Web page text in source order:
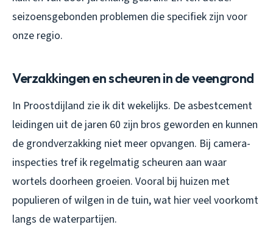
seizoensgebonden problemen die specifiek zijn voor
onze regio.
Verzakkingen en scheuren in de veengrond
In Proostdijland zie ik dit wekelijks. De asbestcement
leidingen uit de jaren 60 zijn bros geworden en kunnen
de grondverzakking niet meer opvangen. Bij camera-
inspecties tref ik regelmatig scheuren aan waar
wortels doorheen groeien. Vooral bij huizen met
populieren of wilgen in de tuin, wat hier veel voorkomt
langs de waterpartijen.